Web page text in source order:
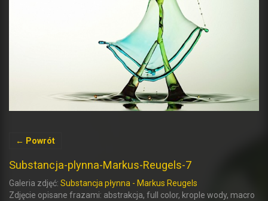
← Powrót
Substancja-plynna-Markus-Reugels-7
Galeria zdjęć: Substancja płynna - Markus Reugels
Zdjęcie opisane frazami: abstrakcja, full color, krople wody, macro